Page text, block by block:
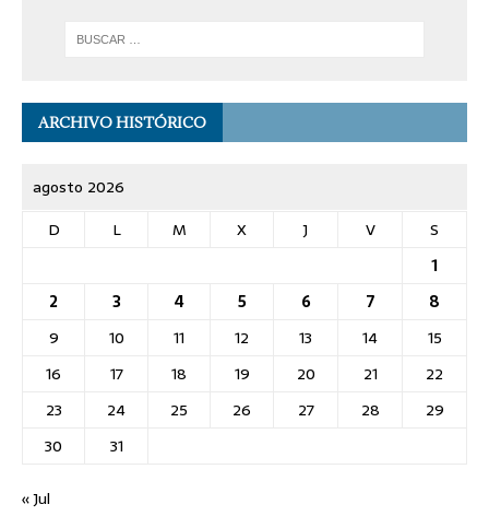
ARCHIVO HISTÓRICO
agosto 2026
D
L M X J V
S
1
2
3 4 5 6 7
8
9
10 11 12 13 14
15
16
17 18 19 20 21
22
23
24 25 26 27 28
29
30
31
« Jul